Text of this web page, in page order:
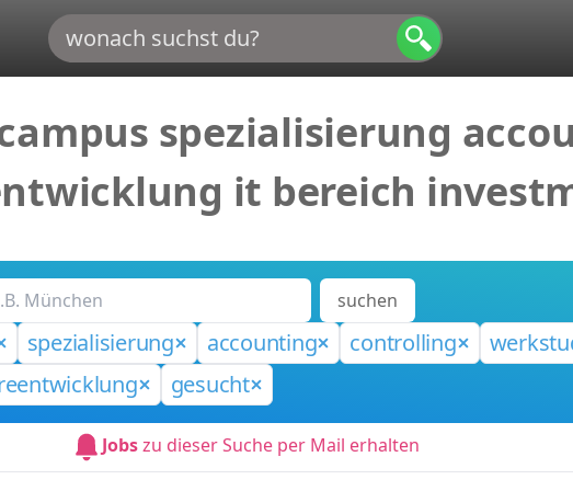
spezialisierung
it bereich
suchen
spezialisierung accounting controlling
gesucht
Jobszu dieser Suche per Mail erhalten